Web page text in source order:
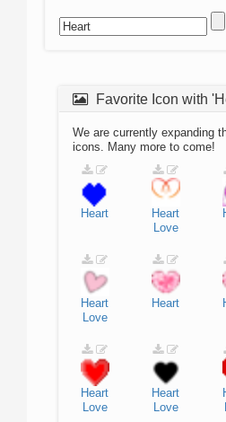
Favorite Icon with
We are currently expanding
icons. Many more to come!
Heart
Heart
Love
Heart
Love
Heart
Heart
Love
Heart
Love